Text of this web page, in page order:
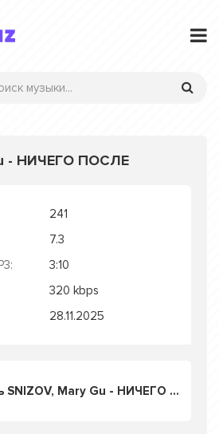
- НИЧЕГО ПОСЛЕ
241
7.3
3:10
320 kbps
28.11.2025
Слушать SNIZOV, Mary Gu - НИЧЕГО ПОСЛЕ